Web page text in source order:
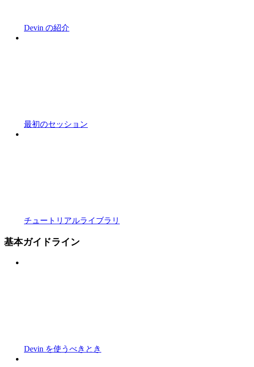
Devin の紹介
最初のセッション
チュートリアルライブラリ
基本ガイドライン
Devin を使うべきとき